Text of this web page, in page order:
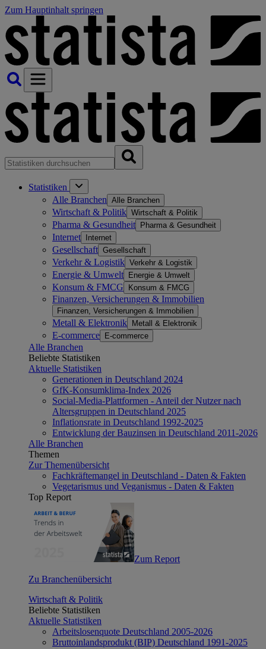
Zum Hauptinhalt springen
Statistiken
Alle Branchen Alle Branchen
Wirtschaft & Politik Wirtschaft & Politik
Pharma & Gesundheit Pharma & Gesundheit
Internet Internet
Gesellschaft Gesellschaft
Verkehr & Logistik Verkehr & Logistik
Energie & Umwelt Energie & Umwelt
Konsum & FMCG Konsum & FMCG
Finanzen, Versicherungen & Immobilien
Finanzen, Versicherungen & Immobilien
Metall & Elektronik Metall & Elektronik
E-commerce E-commerce
Alle Branchen
Beliebte Statistiken
Aktuelle Statistiken
Generationen in Deutschland 2024
GfK-Konsumklima-Index 2026
Social-Media-Plattformen - Anteil der Nutzer nach
Altersgruppen in Deutschland 2025
Inflationsrate in Deutschland 1992-2025
Entwicklung der Bauzinsen in Deutschland 2011-2026
Alle Branchen
Themen
Zur Themenübersicht
Fachkräftemangel in Deutschland - Daten & Fakten
Vegetarismus und Veganismus - Daten & Fakten
Top Report
Zum Report
Zu Branchenübersicht
Wirtschaft & Politik
Beliebte Statistiken
Aktuelle Statistiken
Arbeitslosenquote Deutschland 2005-2026
Bruttoinlandsprodukt (BIP) Deutschland 1991-2025